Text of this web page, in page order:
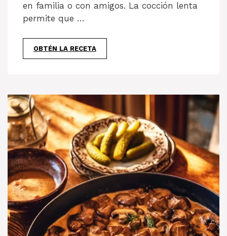
en familia o con amigos. La cocción lenta
permite que …
OBTÉN LA RECETA